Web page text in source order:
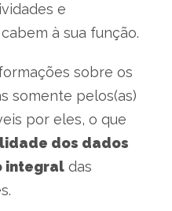
e
à sua função.
sobre os
somente pelos(as)
por eles, o que
dos dados
integraldas